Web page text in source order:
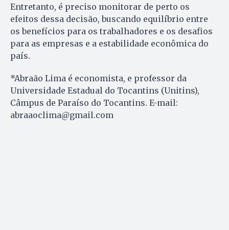
Entretanto, é preciso monitorar de perto os
efeitos dessa decisão, buscando equilíbrio entre
os benefícios para os trabalhadores e os desafios
para as empresas e a estabilidade econômica do
país.
*Abraão Lima é economista, e professor da
Universidade Estadual do Tocantins (Unitins),
Câmpus de Paraíso do Tocantins. E-mail:
abraaoclima@gmail.com